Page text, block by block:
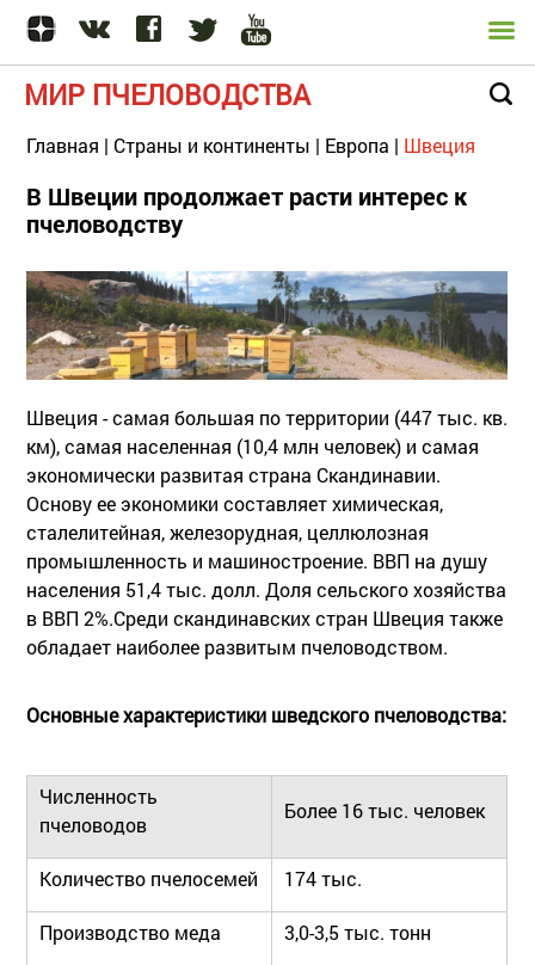
МИР ПЧЕЛОВОДСТВА
Главная | Страны и континенты | Европа | Швеция
В Швеции продолжает расти интерес к
пчеловодству
Швеция - самая большая по территории (447 тыс. кв.
км), самая населенная (10,4 млн человек) и самая
экономически развитая страна Скандинавии.
Основу ее экономики составляет химическая,
сталелитейная, железорудная, целлюлозная
промышленность и машиностроение. ВВП на душу
населения 51,4 тыс. долл. Доля сельского хозяйства
в ВВП 2%.Среди скандинавских стран Швеция также
обладает наиболее развитым пчеловодством.
Основные характеристики шведского пчеловодства:
Численность
пчеловодов
Более 16 тыс. человек
Количество пчелосемей 174 тыс.
Производство меда 3,0-3,5 тыс. тонн